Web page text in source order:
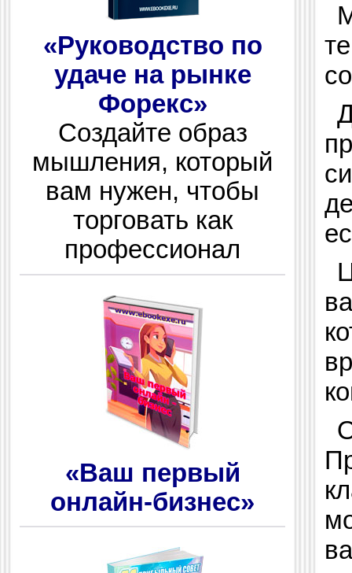
«Руководство по
удаче на рынке
Форекс»
Создайте образ
мышления, который
вам нужен, чтобы
торговать как
профессионал
«Ваш первый
онлайн-бизнес»